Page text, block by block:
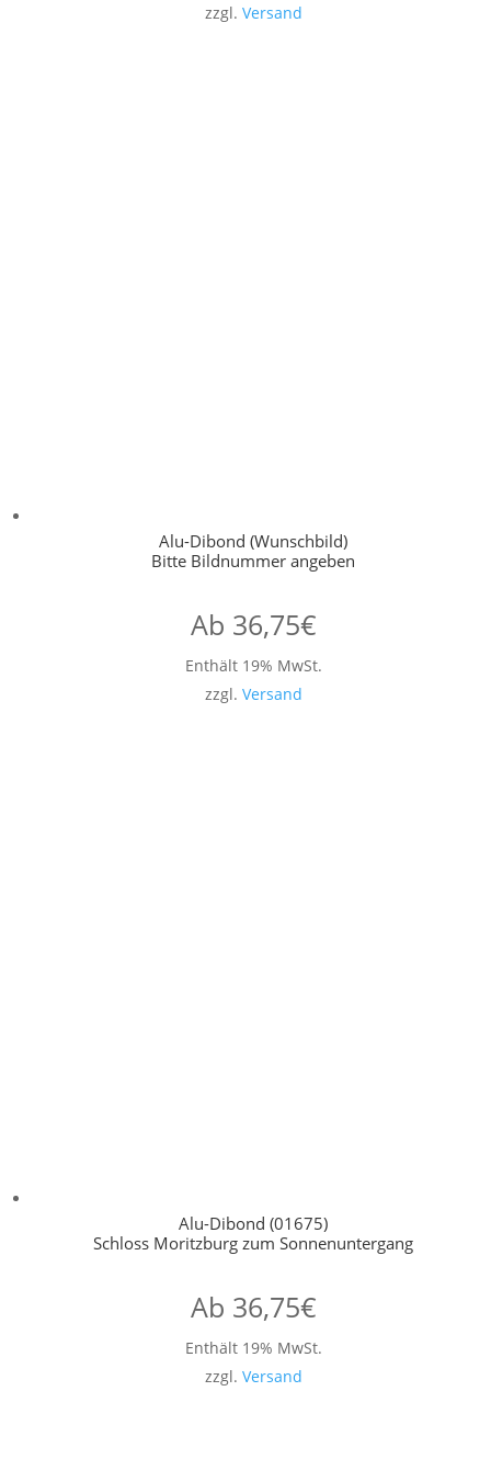
zzgl. Versand
Alu-Dibond (Wunschbild)
Bitte Bildnummer angeben
Ab 36,75€
Enthält 19% MwSt.
zzgl. Versand
Alu-Dibond (01675)
Schloss Moritzburg zum Sonnenuntergang
Ab 36,75€
Enthält 19% MwSt.
zzgl. Versand